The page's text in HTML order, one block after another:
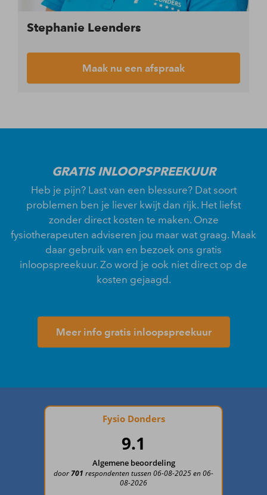
Stephanie Leenders
Maak nu een afspraak
GRATIS INLOOPSPREEKUUR
Heb je pijn? Last van een blessure? Dat soort
problemen ben je liever kwijt dan rijk. Het liefst
zonder direct kosten te maken. Onze
fysiotherapeuten adviseren jou maar wat graag. Maak
daar gebruik van en bezoek ons gratis
inloopspreekuur. Zo word je ook niet direct op de
kosten gejaagd.
Meer info gratis inloopspreekuur